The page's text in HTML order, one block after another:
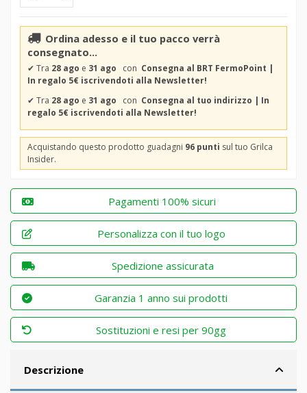
Ordina adesso e il tuo pacco verrà
consegnato...
✔ Tra 28 ago e 31 ago con Consegna al BRT FermoPoint |
In regalo 5€ iscrivendoti alla Newsletter!
✔ Tra 28 ago e 31 ago con Consegna al tuo indirizzo | In
regalo 5€ iscrivendoti alla Newsletter!
Acquistando questo prodotto guadagni 96 punti sul tuo Grilca
Insider.
Pagamenti 100% sicuri
Personalizza con il tuo logo
Spedizione assicurata
Garanzia 1 anno sui prodotti
Sostituzioni e resi per 90gg
Descrizione